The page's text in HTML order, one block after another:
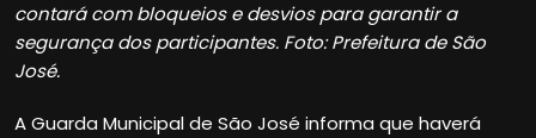
contará com bloqueios e desvios para garantir a
segurança dos participantes. Foto: Prefeitura de São
José.
A Guarda Municipal de São José informa que haverá